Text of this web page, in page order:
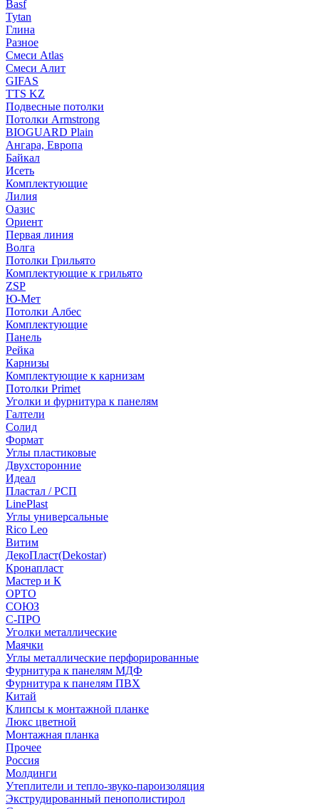
Basf
Tytan
Глина
Разное
Смеси Atlas
Смеси Алит
GIFAS
TTS KZ
Подвесные потолки
Потолки Armstrong
BIOGUARD Plain
Ангара, Европа
Байкал
Исеть
Комплектующие
Лилия
Оазис
Ориент
Первая линия
Волга
Потолки Грильято
Комплектующие к грильято
ZSP
Ю-Мет
Потолки Албес
Комплектующие
Панель
Рейка
Карнизы
Комплектующие к карнизам
Потолки Primet
Уголки и фурнитура к панелям
Галтели
Солид
Формат
Углы пластиковые
Двухсторонние
Идеал
Пластал / РСП
LinePlast
Углы универсальные
Rico Leo
Витим
ДекоПласт(Dekostar)
Кронапласт
Мастер и К
ОРТО
СОЮЗ
С-ПРО
Уголки металлические
Маячки
Углы металлические перфорированные
Фурнитура к панелям МДФ
Фурнитура к панелям ПВХ
Китай
Клипсы к монтажной планке
Люкс цветной
Монтажная планка
Прочее
Россия
Молдинги
Утеплители и тепло-звуко-пароизоляция
Экструдированный пенополистирол